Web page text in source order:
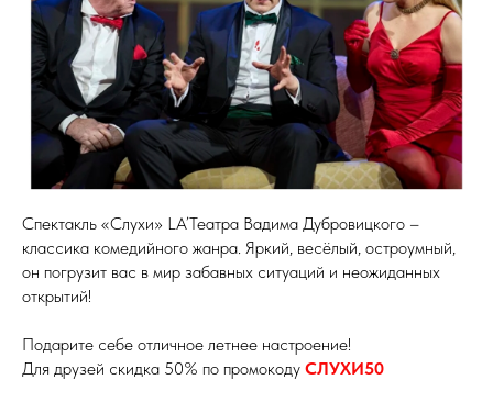
Спектакль «Слухи» LA’Театра Вадима Дубровицкого –
классика комедийного жанра. Яркий, весёлый, остроумный,
он погрузит вас в мир забавных ситуаций и неожиданных
открытий!
Подарите себе отличное летнее настроение!
Для друзей скидка 50% по промокоду СЛУХИ50